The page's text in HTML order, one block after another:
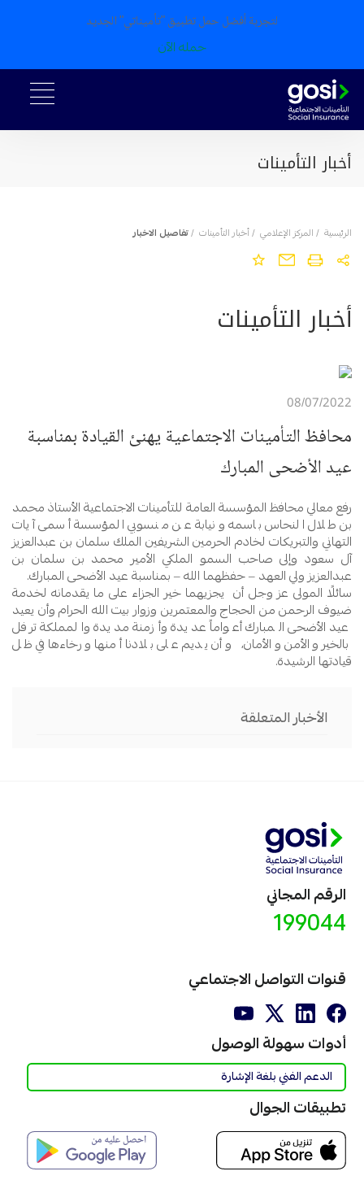
لتجربة أفضل حمل تطبيق "تأميناتي" الجديد
حمله الآن
أخبار التأمينات
الرئيسية / المركز الإعلامي / أخبار التأمينات / تفاصيل الاخبار
أخبار التأمينات
08/07/2022
محافظ التأمينات الاجتماعية يهنئ القيادة بمناسبة
عيد الأضحى المبارك
رفع معالي محافظ المؤسسة العامة للتأمينات الاجتماعية الأستاذ محمد
بن طلال النحاس باسمه ونيابة عن منسوبي المؤسسة أسمى آيات
التهاني والتبريكات لخادم الحرمين الشريفين الملك سلمان بن عبدالعزيز
آل سعود وإلى صاحب السمو الملكي الأمير محمد بن سلمان بن
عبدالعزيز ولي العهد – حفظهما الله – بمناسبة عيد الأضحى المبارك.
سائلًا المولى عز وجل أن يجزيهما خير الجزاء على ما يقدمانه لخدمة
ضيوف الرحمن من الحجاج والمعتمرين وزوار بيت الله الحرام وأن يعيد
عيد الأضحى المبارك أعواماً عديدة وأزمنة مديدة والمملكة ترفل
بالخير والأمن والأمان، وأن يديم على بلادنا أمنها ورخاءها في ظل
قيادتها الرشيدة.
الأخبار المتعلقة
الرقم المجاني
199044
قنوات التواصل الاجتماعي
أدوات سهولة الوصول
الدعم الفني بلغة الإشارة
تطبيقات الجوال